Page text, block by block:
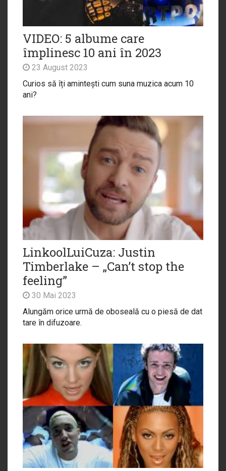
VIDEO: 5 albume care
împlinesc 10 ani în 2023
23 August 2023
Curios să îți amintești cum suna muzica acum 10
ani?
LinkoolLuiCuza: Justin
Timberlake – „Can’t stop the
feeling”
30 Mai 2023
Alungăm orice urmă de oboseală cu o piesă de dat
tare în difuzoare.